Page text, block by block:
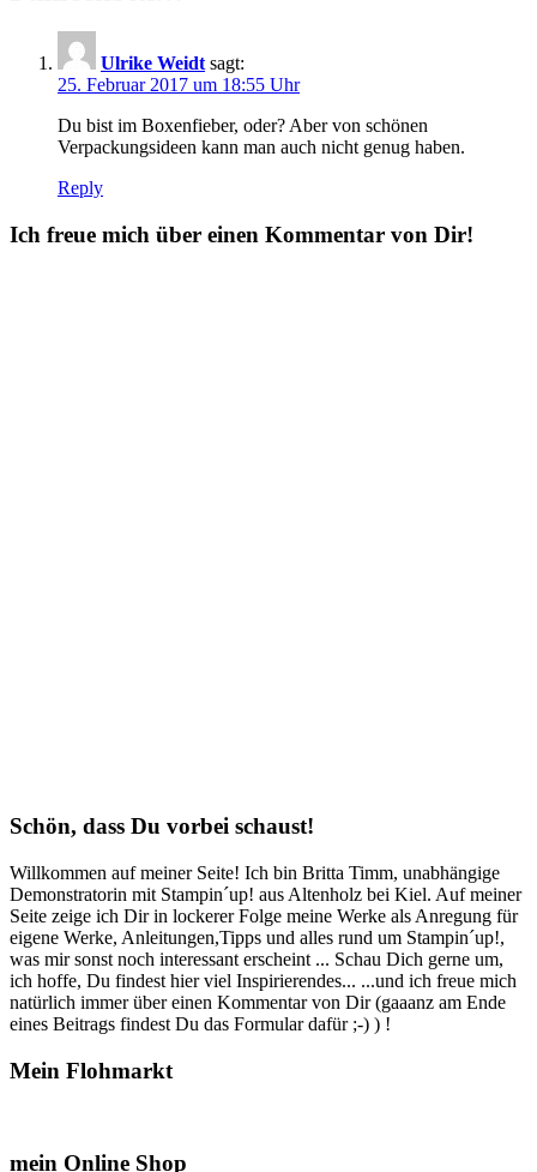
Ulrike Weidt sagt:
25. Februar 2017 um 18:55 Uhr
Du bist im Boxenfieber, oder? Aber von schönen
Verpackungsideen kann man auch nicht genug haben.
Reply
Ich freue mich über einen Kommentar von Dir!
Schön, dass Du vorbei schaust!
Willkommen auf meiner Seite! Ich bin Britta Timm, unabhängige
Demonstratorin mit Stampin´up! aus Altenholz bei Kiel. Auf meiner
Seite zeige ich Dir in lockerer Folge meine Werke als Anregung für
eigene Werke, Anleitungen,Tipps und alles rund um Stampin´up!,
was mir sonst noch interessant erscheint ... Schau Dich gerne um,
ich hoffe, Du findest hier viel Inspirierendes... ...und ich freue mich
natürlich immer über einen Kommentar von Dir (gaaanz am Ende
eines Beitrags findest Du das Formular dafür ;-) ) !
Mein Flohmarkt
mein Online Shop